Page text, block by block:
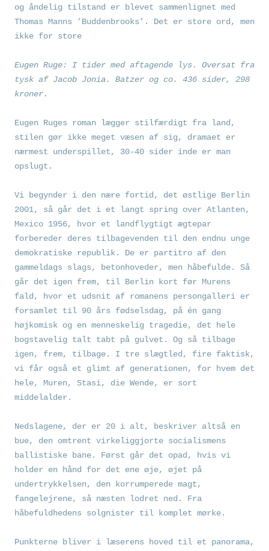
og åndelig tilstand er blevet sammenlignet med
Thomas Manns ’Buddenbrooks’. Det er store ord, men
ikke for store
Eugen Ruge: I tider med aftagende lys. Oversat fra
tysk af Jacob Jonia. Batzer og co. 436 sider, 298
kroner.
Eugen Ruges roman lægger stilfærdigt fra land,
stilen gør ikke meget væsen af sig, dramaet er
nærmest underspillet, 30-40 sider inde er man
opslugt.
Vi begynder i den nære fortid, det østlige Berlin
2001, så går det i et langt spring over Atlanten,
Mexico 1956, hvor et landflygtigt ægtepar
forbereder deres tilbagevenden til den endnu unge
demokratiske republik. De er partitro af den
gammeldags slags, betonhoveder, men håbefulde. Så
går det igen frem, til Berlin kort før Murens
fald, hvor et udsnit af romanens persongalleri er
forsamlet til 90 års fødselsdag, på én gang
højkomisk og en menneskelig tragedie, det hele
bogstavelig talt tabt på gulvet. Og så tilbage
igen, frem, tilbage. I tre slægtled, fire faktisk,
vi får også et glimt af generationen, for hvem det
hele, Muren, Stasi, die Wende, er sort
middelalder.
Nedslagene, der er 20 i alt, beskriver altså en
bue, den omtrent virkeliggjorte socialismens
ballistiske bane. Først går det opad, hvis vi
holder en hånd for det ene øje, øjet på
undertrykkelsen, den korrumperede magt,
fangelejrene, så næsten lodret ned. Fra
håbefuldhedens solgnister til komplet mørke.
Punkterne bliver i læserens hoved til et panorama,